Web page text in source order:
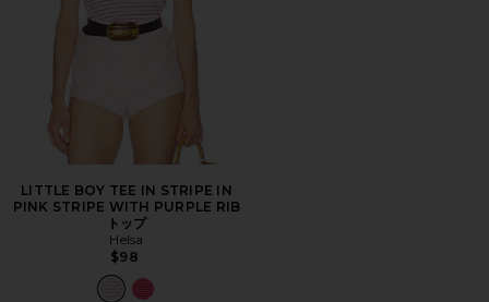
LITTLE BOY TEE IN STRIPE IN
PINK STRIPE WITH PURPLE RIB
トップ
Helsa
$98